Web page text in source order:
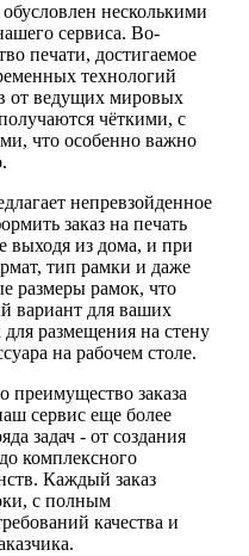
несколькими
сервиса. Во-
печати, достигаемое
технологий
от ведущих мировых
чёткими, с
что особенно важно
непревзойденное
заказ на печать
выходя из дома, и при
тип рамки и даже
размеры рамок, что
вариант для ваших
размещения на стену
на рабочем столе.
преимущество заказа
сервис еще более
задач - от создания
комплексного
Каждый заказ
с полным
качества и